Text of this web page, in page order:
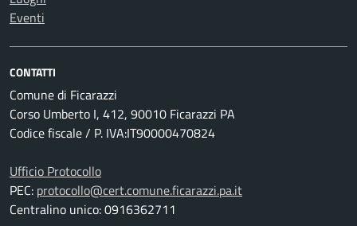
Eventi
CONTATTI
Comune di Ficarazzi
Corso Umberto I, 412, 90010 Ficarazzi PA
Codice fiscale / P. IVA:IT90000470824
Ufficio Protocollo
PEC: protocollo@cert.comune.ficarazzi.pa.it
Centralino unico: 0916362711